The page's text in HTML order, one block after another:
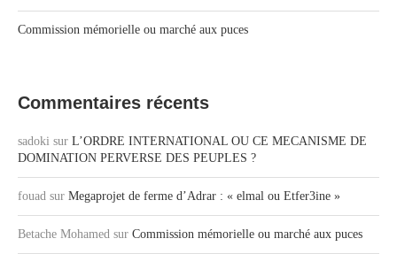
Commission mémorielle ou marché aux puces
Commentaires récents
sadoki sur L’ORDRE INTERNATIONAL OU CE MECANISME DE
DOMINATION PERVERSE DES PEUPLES ?
fouad sur Megaprojet de ferme d’Adrar : « elmal ou Etfer3ine »
Betache Mohamed sur Commission mémorielle ou marché aux puces